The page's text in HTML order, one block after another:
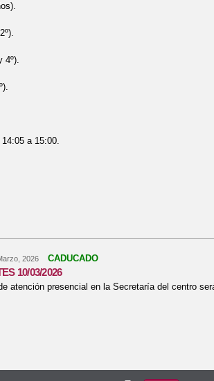
4º).
a 15:00.
2026 CADUCADO
10/03/2026
atención presencial en la Secretaría del centro